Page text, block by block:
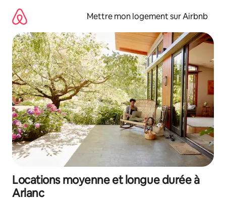
directement
contenu
Mettre mon logement sur Airbnb
Locations moyenne et longue durée à
Arlanc